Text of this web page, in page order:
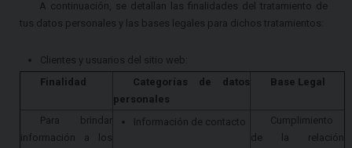
A continuación, se detallan las finalidades del tratamiento de
tus datos personales y las bases legales para dichos tratamientos:
Clientes y usuarios del sitio web:
Finalidad
Categorías de datos
personales
Base Legal
Para brindar
información a los
Información de contacto
Cumplimiento
de la relación